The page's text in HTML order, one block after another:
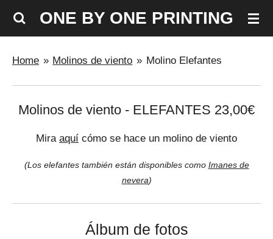
principal
ONE BY ONE PRINTING
Home » Molinos de viento » Molino Elefantes
Molinos de viento - ELEFANTES 23,00€
Mira aquí cómo se hace un molino de viento
(Los elefantes también están disponibles como Imanes de
nevera)
Álbum de fotos